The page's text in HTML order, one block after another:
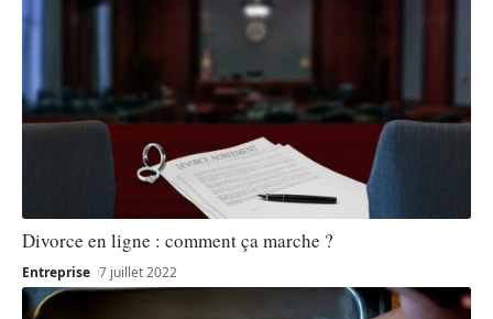
Divorce en ligne : comment ça marche ?
Entreprise 7 juillet 2022